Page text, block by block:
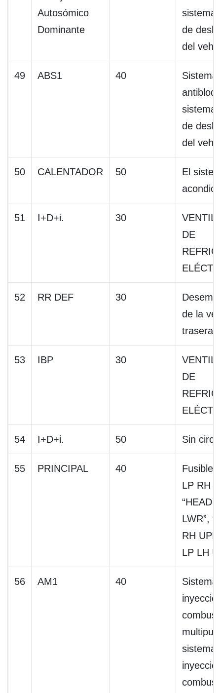
Autosómico
Dominante
sistema
de
del
49 ABS1 40
Sistema
sistema
de
del
50 CALENTADOR 50
El
51 I+D+i. 30
DE
52 RR DEF 30
de la
trasera
53 IBP 30
DE
54 I+D+i. 50 Sin
55 PRINCIPAL 40
Fusibles
LP RH
“HEAD
LWR”,
RH
LP LH
56 AM1 40
Sistema
sistema